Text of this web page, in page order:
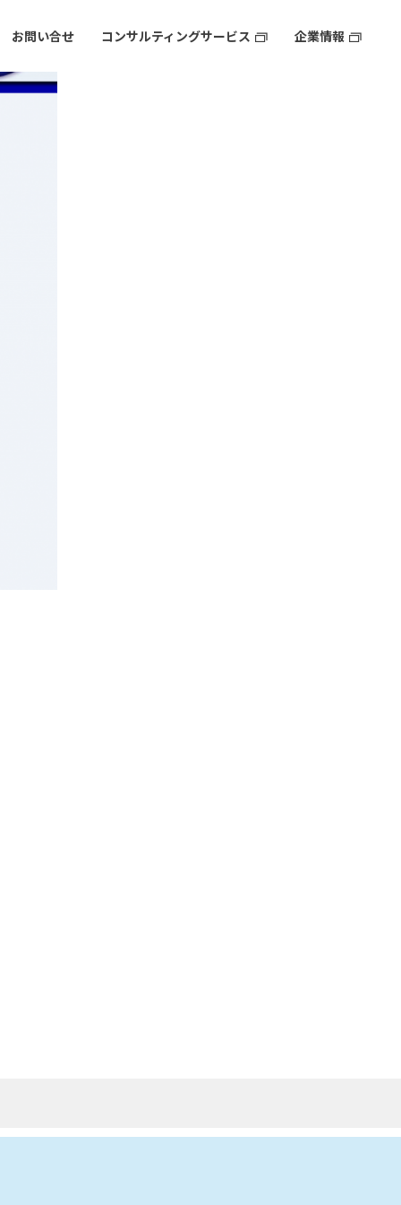
お問い合せ コンサルティングサービス 企業情報